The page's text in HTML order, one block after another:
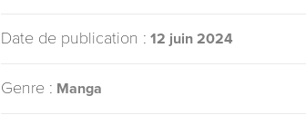
Date de publication : 12 juin 2024
Genre : Manga